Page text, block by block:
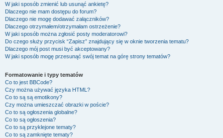
W jaki sposób zmienić lub usunąć ankietę?
Dlaczego nie mam dostępu do forum?
Dlaczego nie mogę dodawać załączników?
Dlaczego otrzymałem/otrzymałam ostrzeżenie?
W jaki sposób można zgłosić posty moderatorowi?
Do czego służy przycisk “Zapisz” znajdujący się w oknie tworzenia tematu?
Dlaczego mój post musi być akceptowany?
W jaki sposób mogę przesunąć swój temat na górę strony tematów?
Formatowanie i typy tematów
Co to jest BBCode?
Czy można używać języka HTML?
Co to są są emotikony?
Czy można umieszczać obrazki w poście?
Co to są ogłoszenia globalne?
Co to są ogłoszenia?
Co to są przyklejone tematy?
Co to są zamknięte tematy?